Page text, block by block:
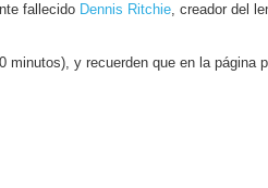
fallecido Dennis Ritchie, creador del
minutos), y recuerden que en la página